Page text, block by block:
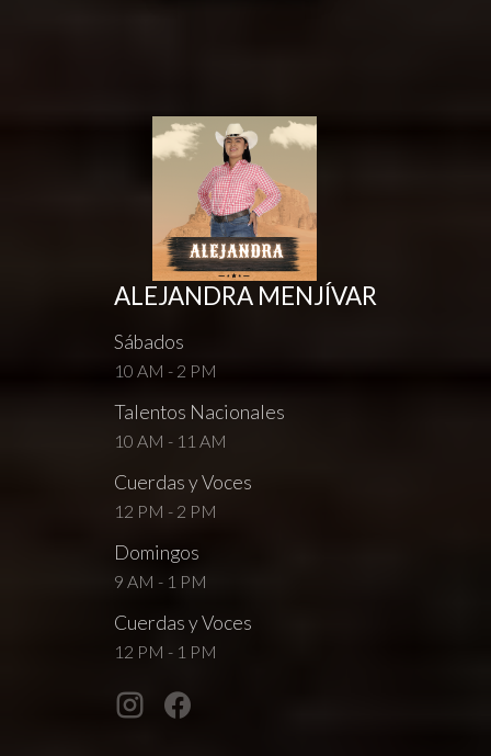
ALEJANDRA MENJÍVAR
Sábados
10 AM - 2 PM
Talentos Nacionales
10 AM - 11 AM
Cuerdas y Voces
12 PM - 2 PM
Domingos
9 AM - 1 PM
Cuerdas y Voces
12 PM - 1 PM